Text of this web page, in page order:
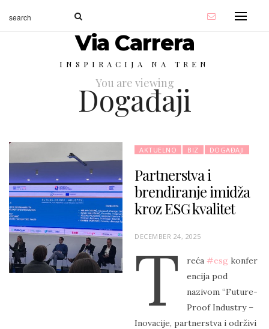
Via Carrera
INSPIRACIJA NA TREN
You are viewing
Događaji
AKTUELNO BIZ DOGAĐAJI
Partnerstva i
brendiranje imidža
kroz ESG kvalitet
P
DECEMBER 24, 2025
T reća #esgkonfer
encija pod
nazivom “Future-
Proof Industry –
Inovacije, partnerstva i održivi